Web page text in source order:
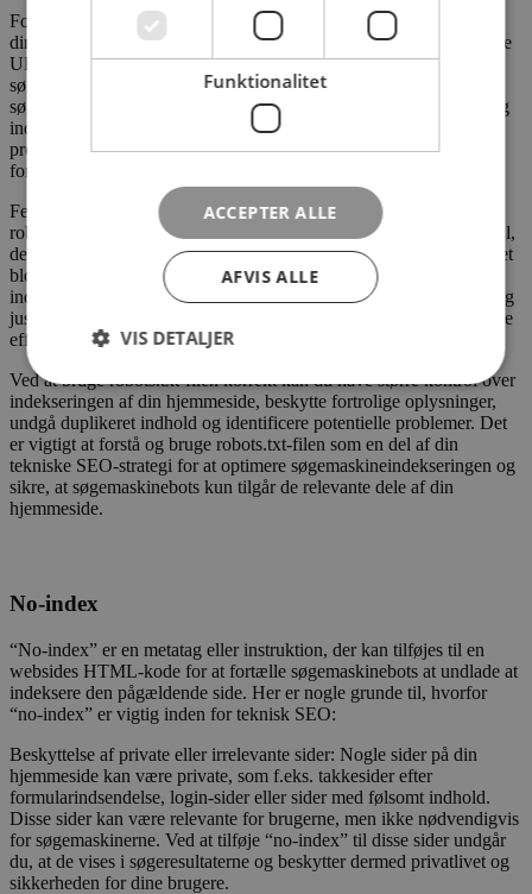
Forebyggelse af duplikeret indhold: Hvis du har flere versioner af
dine sider, f.eks. med eller uden www-præfiks eller med forskellige
URL-parametre, kan det føre til duplikeret indhold i
søgeresultaterne. Ved at bruge robots.txt kan du fortælle
søgemaskinebots, hvilke versioner af siderne der skal prioriteres og
indekseres, og hvilke der skal undgås. Dette hjælper med at undgå
problemer med duplikeret indhold og sikrer, at søgemaskinerne
forstår den foretrukne version af dine sider.
Fejlfinding og identifikation af problemer: Ved at inspicere din
robots.txt-fil kan du også identificere eventuelle problemer eller fejl,
der kan påvirke indekseringen af din hjemmeside. Hvis du utilsigtet
blokerer vigtige sider eller mapper, kan det have en negativ
indvirkning på synligheden i søgeresultaterne. Ved at kontrollere og
justere din robots.txt-fil kan du rette eventuelle fejl og sikre en mere
effektiv søgemaskineoptimering.
Ved at bruge robots.txt-filen korrekt kan du have større kontrol over
indekseringen af din hjemmeside, beskytte fortrolige oplysninger,
undgå duplikeret indhold og identificere potentielle problemer. Det
er vigtigt at forstå og bruge robots.txt-filen som en del af din
tekniske SEO-strategi for at optimere søgemaskineindekseringen og
sikre, at søgemaskinebots kun tilgår de relevante dele af din
hjemmeside.
No-index
“No-index” er en metatag eller instruktion, der kan tilføjes til en
websides HTML-kode for at fortælle søgemaskinebots at undlade at
indeksere den pågældende side. Her er nogle grunde til, hvorfor
“no-index” er vigtig inden for teknisk SEO:
Beskyttelse af private eller irrelevante sider: Nogle sider på din
hjemmeside kan være private, som f.eks. takkesider efter
formularindsendelse, login-sider eller sider med følsomt indhold.
Disse sider kan være relevante for brugerne, men ikke nødvendigvis
for søgemaskinerne. Ved at tilføje “no-index” til disse sider undgår
du, at de vises i søgeresultaterne og beskytter dermed privatlivet og
sikkerheden for dine brugere.
Funktionalitet
ACCEPTER ALLE
AFVIS ALLE
VIS DETALJER